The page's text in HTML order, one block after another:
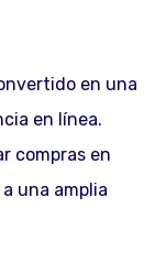
en una
en línea.
compras en
una amplia